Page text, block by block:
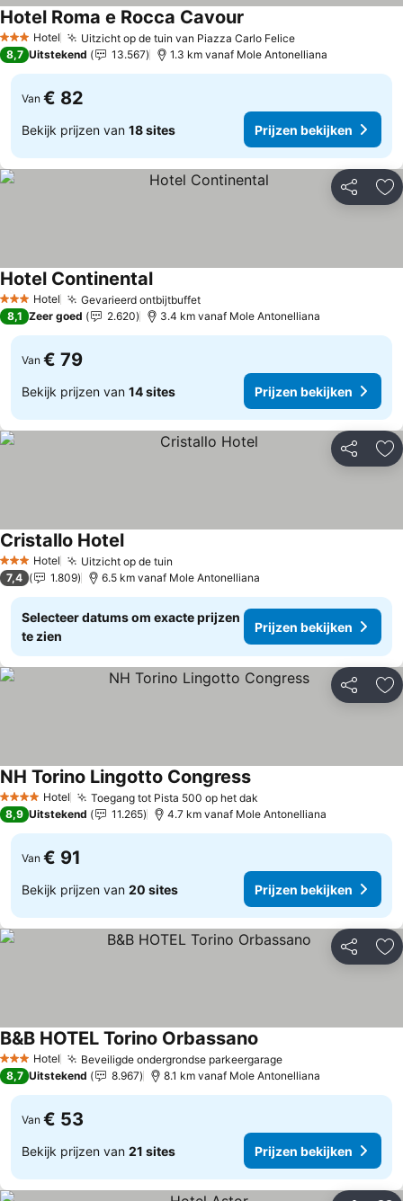
3 SterrenHotel Uitzicht op de tuin van Piazza Carlo Felice
Hotel Roma e Rocca Cavour
8,7 Uitstekend 13.567 1.3 km vanaf Mole Antonelliana
Van € 82
Bekijk prijzen van 18 sites Prijzen bekijken
Delen
3 SterrenHotel Gevarieerd ontbijtbuffet
Hotel Continental
8,1 Zeer goed 2.620 3.4 km vanaf Mole Antonelliana
Van € 79
Bekijk prijzen van 14 sites Prijzen bekijken
Delen
3 SterrenHotel Uitzicht op de tuin
Cristallo Hotel
7,4 1.809 6.5 km vanaf Mole Antonelliana
Selecteer datums om exacte prijzen
te zien
Prijzen bekijken
Delen
4 SterrenHotel Toegang tot Pista 500 op het dak
NH Torino Lingotto Congress
8,9 Uitstekend 11.265 4.7 km vanaf Mole Antonelliana
Van € 91
Bekijk prijzen van 20 sites Prijzen bekijken
Delen
3 SterrenHotel Beveiligde ondergrondse parkeergarage
B&B HOTEL Torino Orbassano
8,7 Uitstekend 8.967 8.1 km vanaf Mole Antonelliana
Van € 53
Bekijk prijzen van 21 sites Prijzen bekijken